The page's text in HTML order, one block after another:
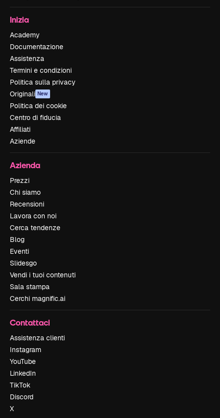
Inizia
Academy
Documentazione
Assistenza
Termini e condizioni
Politica sulla privacy
Originali New
Politica dei cookie
Centro di fiducia
Affiliati
Aziende
Azienda
Prezzi
Chi siamo
Recensioni
Lavora con noi
Cerca tendenze
Blog
Eventi
Slidesgo
Vendi i tuoi contenuti
Sala stampa
Cerchi magnific.ai
Contattaci
Assistenza clienti
Instagram
YouTube
LinkedIn
TikTok
Discord
X